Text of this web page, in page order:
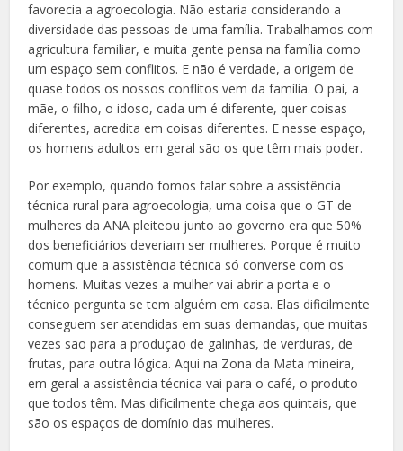
favorecia a agroecologia. Não estaria considerando a
diversidade das pessoas de uma família. Trabalhamos com
agricultura familiar, e muita gente pensa na família como
um espaço sem conflitos. E não é verdade, a origem de
quase todos os nossos conflitos vem da família. O pai, a
mãe, o filho, o idoso, cada um é diferente, quer coisas
diferentes, acredita em coisas diferentes. E nesse espaço,
os homens adultos em geral são os que têm mais poder.
Por exemplo, quando fomos falar sobre a assistência
técnica rural para agroecologia, uma coisa que o GT de
mulheres da ANA pleiteou junto ao governo era que 50%
dos beneficiários deveriam ser mulheres. Porque é muito
comum que a assistência técnica só converse com os
homens. Muitas vezes a mulher vai abrir a porta e o
técnico pergunta se tem alguém em casa. Elas dificilmente
conseguem ser atendidas em suas demandas, que muitas
vezes são para a produção de galinhas, de verduras, de
frutas, para outra lógica. Aqui na Zona da Mata mineira,
em geral a assistência técnica vai para o café, o produto
que todos têm. Mas dificilmente chega aos quintais, que
são os espaços de domínio das mulheres.